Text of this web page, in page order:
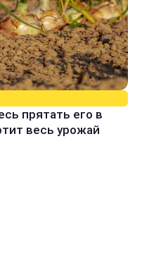
прятать его в
весь урожай